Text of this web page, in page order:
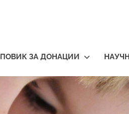
ПОВИК ЗА ДОНАЦИИ